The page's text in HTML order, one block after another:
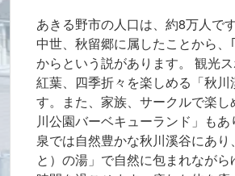
あきる野市の人口は、約8万人で
中世、秋留郷に属したことから、
からという説があります。 観光ス
紅葉、四季折々を楽しめる「秋川
す。また、家族、サークルで楽
川公園バーベキューランド」も
泉では自然豊かな秋川溪谷にあ
と）の湯」で自然に包まれながら